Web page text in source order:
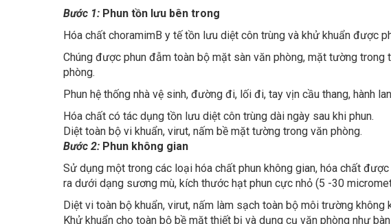
Hóa chất choramimB y tế tồn lưu diệt côn trùng và khử khuẩn được
Chúng được phun đẫm toàn bộ mặt sàn văn phòng, mặt tường trong
phòng.
Phun hệ thống nhà vệ sinh, đường đi, lối đi, tay vịn cầu thang, hành
Hóa chất có tác dụng tồn lưu diệt côn trùng dài ngày sau khi phun.
Diệt toàn bộ vi khuẩn, virut, nấm bề mặt tường trong văn phòng.
Bước 2:Phun không gian
Sử dụng một trong các loại hóa chất phun không gian, hóa chất
ra dưới dạng sương mù, kích thước hạt phun cực nhỏ (5 -30
Diệt vi toàn bộ khuẩn, virut, nấm làm sạch toàn bộ môi trường không
Khử khuẩn cho toàn bộ bề mặt thiết bị và dụng cụ văn phòng như bàn